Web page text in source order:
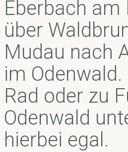
Eberbach am
über
Mudau nach
im
Rad oder zu
Odenwald
hierbei egal.